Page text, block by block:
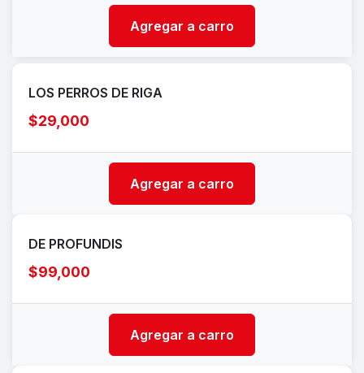
Agregar a carro
LOS PERROS DE RIGA
$29,000
Agregar a carro
DE PROFUNDIS
$99,000
Agregar a carro